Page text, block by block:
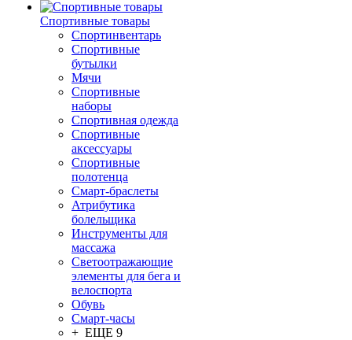
Спортивные товары
Спортинвентарь
Спортивные
бутылки
Мячи
Спортивные
наборы
Спортивная одежда
Спортивные
аксессуары
Спортивные
полотенца
Смарт-браслеты
Атрибутика
болельщика
Инструменты для
массажа
Светоотражающие
элементы для бега и
велоспорта
Обувь
Смарт-часы
+ ЕЩЕ 9